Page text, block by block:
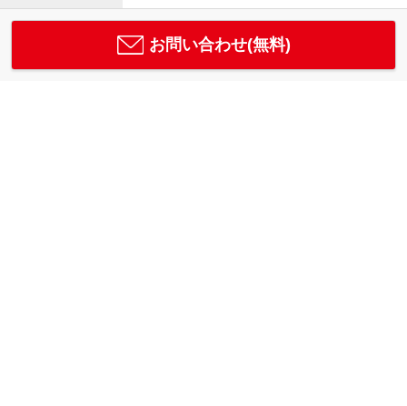
お問い合わせ(無料)